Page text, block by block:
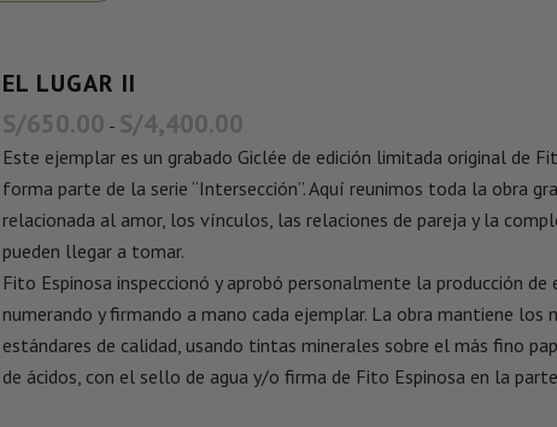
EL LUGAR II
S/650.00 - S/4,400.00
Este ejemplar es un grabado Giclée de edición limitada original de
forma parte de la serie “Intersección”. Aquí reunimos toda la obra
relacionada al amor, los vínculos, las relaciones de pareja y la
pueden llegar a tomar.
Fito Espinosa inspeccionó y aprobó personalmente la producción de
numerando y firmando a mano cada ejemplar. La obra mantiene los
estándares de calidad, usando tintas minerales sobre el más fino
de ácidos, con el sello de agua y/o firma de Fito Espinosa en la